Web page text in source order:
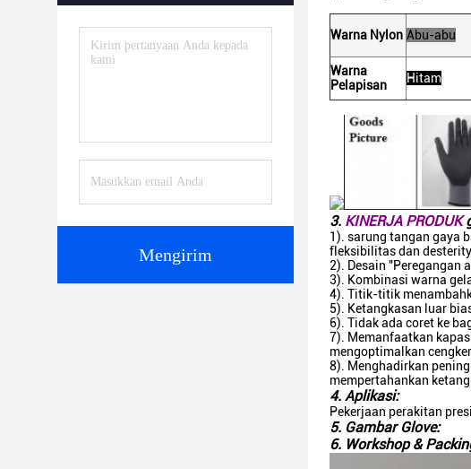
Mengirim
Warna Nylon Abu-abu
Warna
Pelapisan
Hitam
3. KINERJA PRODUK
1). sarung tangan gaya
fleksibilitas dan
2). Desain "Peregangan
3). Kombinasi warna
4). Titik-titik
5). Ketangkasan luar
6). Tidak ada coret ke
7). Memanfaatkan
mengoptimalkan
8). Menghadirkan
mempertahankan
4. Aplikasi:
Pekerjaan perakitan
5. Gambar Glove:
6. Workshop &